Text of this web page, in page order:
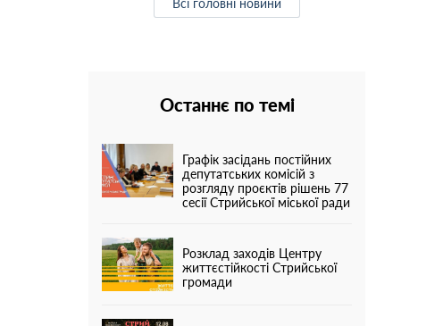
Всі головні новини
Останнє по темі
Графік засідань постійних
депутатських комісій з
розгляду проєктів рішень 77
сесії Стрийської міської ради
Розклад заходів Центру
життєстійкості Стрийської
громади